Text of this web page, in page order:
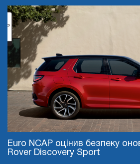
Euro NCAP оцінив безпеку
Rover Discovery Sport